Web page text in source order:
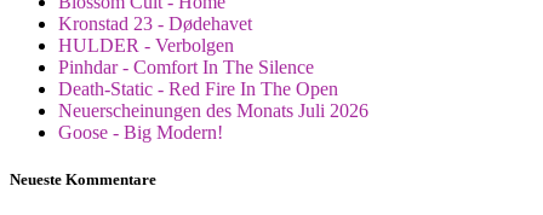
Kronstad 23 - Dødehavet
HULDER - Verbolgen
Pinhdar - Comfort In The Silence
Death-Static - Red Fire In The Open
Neuerscheinungen des Monats Juli 2026
Goose - Big Modern!
Neueste Kommentare